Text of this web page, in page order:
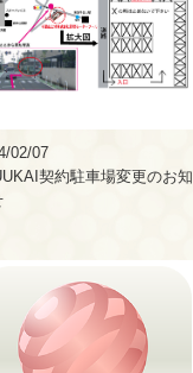
02/07
契約駐車場変更のお知